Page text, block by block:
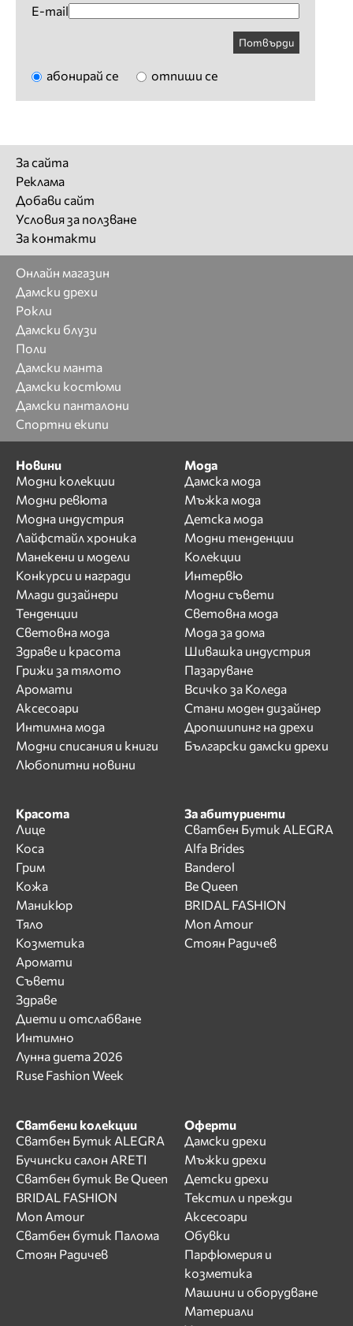
E-mail
Потвърди
абонирай се отпиши се
За сайта
Реклама
Добави сайт
Условия за ползване
За контакти
Онлайн магазин
Дамски дрехи
Рокли
Дамски блузи
Поли
Дамски манта
Дамски костюми
Дамски панталони
Спортни екипи
Новини
Модни колекции
Модни ревюта
Модна индустрия
Лайфстайл хроника
Манекени и модели
Конкурси и награди
Млади дизайнери
Тенденции
Световна мода
Здраве и красота
Грижи за тялото
Аромати
Аксесоари
Интимна мода
Модни списания и книги
Любопитни новини
Мода
Дамска мода
Мъжка мода
Детска мода
Модни тенденции
Колекции
Интервю
Модни съвети
Световна мода
Мода за дома
Шивашка индустрия
Пазаруване
Всичко за Коледа
Стани моден дизайнер
Дропшипинг на дрехи
Български дамски дрехи
Красота
Лице
Коса
Грим
Кожа
Маникюр
Тяло
Козметика
Аромати
Съвети
Здраве
Диети и отслабване
Интимно
Лунна диета 2026
Ruse Fashion Week
За абитуриенти
Сватбен Бутик ALEGRA
Alfa Brides
Banderol
Be Queen
BRIDAL FASHION
Mon Amour
Стоян Радичев
Сватбени колекции
Сватбен Бутик ALEGRA
Бучински салон ARETI
Сватбен бутик Be Queen
BRIDAL FASHION
Mon Amour
Сватбен бутик Палома
Стоян Радичев
Оферти
Дамски дрехи
Мъжки дрехи
Детски дрехи
Текстил и прежди
Аксесоари
Обувки
Парфюмерия и
козметика
Машини и оборудване
Материали